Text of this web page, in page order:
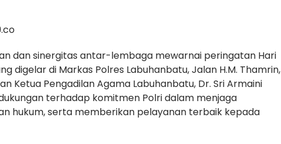
dan sinergitas antar-lembaga mewarnai peringatan Hari
digelar di Markas Polres Labuhanbatu, Jalan H.M. Thamrin,
Ketua Pengadilan Agama Labuhanbatu, Dr. Sri Armaini
dukungan terhadap komitmen Polri dalam menjaga
hukum, serta memberikan pelayanan terbaik kepada